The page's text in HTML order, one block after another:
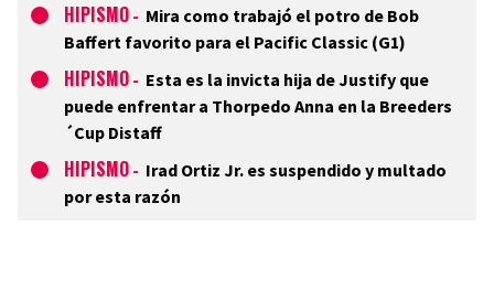
HIPISMO - Mira como trabajó el potro de Bob
Baffert favorito para el Pacific Classic (G1)
HIPISMO - Esta es la invicta hija de Justify que
puede enfrentar a Thorpedo Anna en la Breeders
´Cup Distaff
HIPISMO - Irad Ortiz Jr. es suspendido y multado
por esta razón